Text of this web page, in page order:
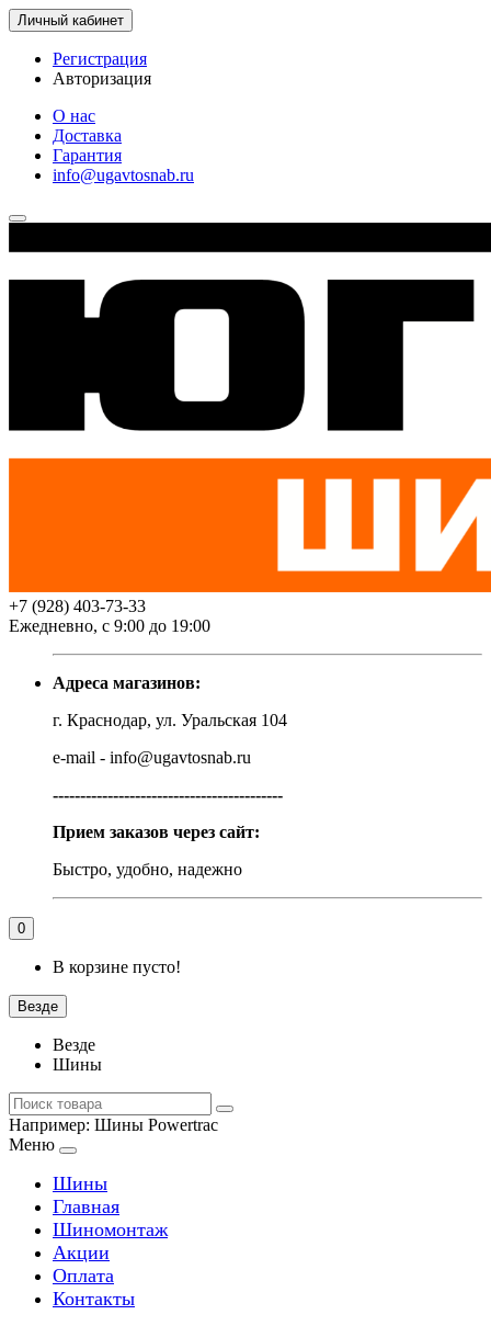
Личный кабинет
Регистрация
Авторизация
О нас
Доставка
Гарантия
info@ugavtosnab.ru
+7 (928) 403-73-33
Ежедневно, с 9:00 до 19:00
Адреса магазинов:
г. Краснодар, ул. Уральская 104
e-mail - info@ugavtosnab.ru
------------------------------------------
Прием заказов через сайт:
Быстро, удобно, надежно
0
В корзине пусто!
Везде
Везде
Шины
Например: Шины Powertrac
Меню
Шины
Главная
Шиномонтаж
Акции
Оплата
Контакты